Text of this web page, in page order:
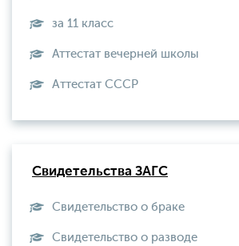
за 11 класс
Аттестат вечерней школы
Aттестат СССР
Свидетельства ЗАГС
Свидетельство о браке
Свидетельство о разводе